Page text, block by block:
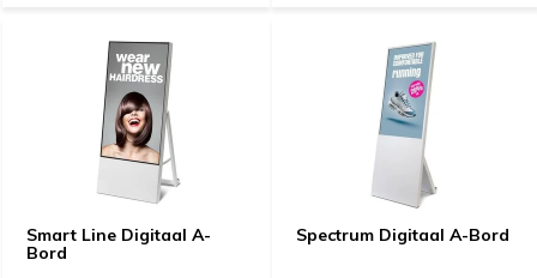
Smart Line Digitaal A-
Bord
Spectrum Digitaal A-Bord